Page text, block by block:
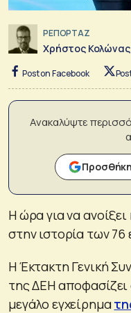
ΡΕΠΟΡΤΑΖ
Χρήστος Κολώνας
Post on Facebook
Ανακαλύψτε
Η ώρα για να
στην ιστορία των 76
Η Έκτακτη Γενική
της ΔΕΗ αποφασίζει
μεγάλο εγχείρημα